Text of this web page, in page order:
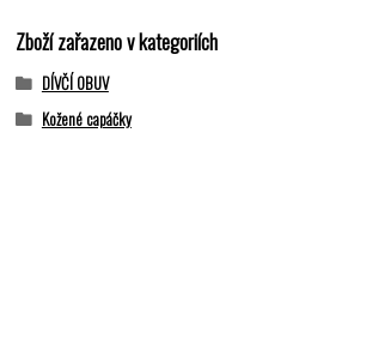
Zboží zařazeno v kategoriích
DÍVČÍ OBUV
Kožené capáčky